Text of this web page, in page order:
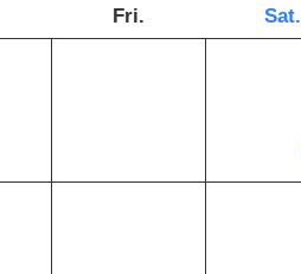
Fri. Sat.